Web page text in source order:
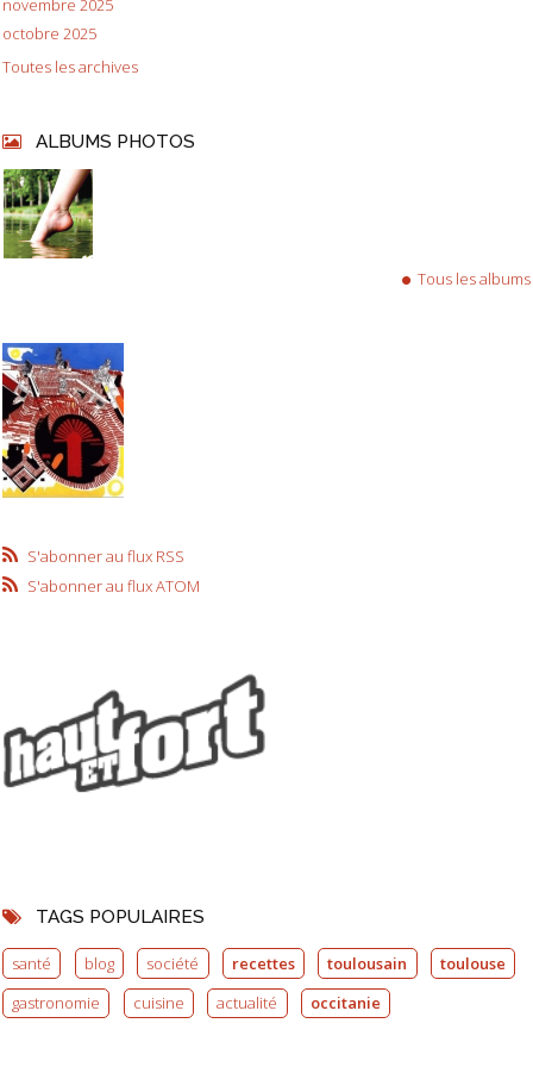
novembre 2025
octobre 2025
Toutes les archives
ALBUMS PHOTOS
Tous les albums
S'abonner au flux RSS
S'abonner au flux ATOM
TAGS POPULAIRES
santé blog société recettes toulousain
toulouse
gastronomie
cuisine actualité occitanie